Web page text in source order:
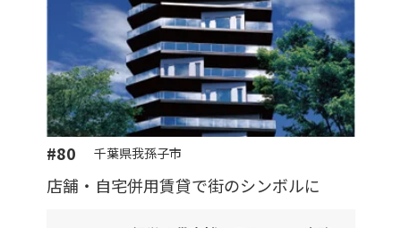
#80 千葉県我孫子市
店舗・自宅併用賃貸で街のシンボルに